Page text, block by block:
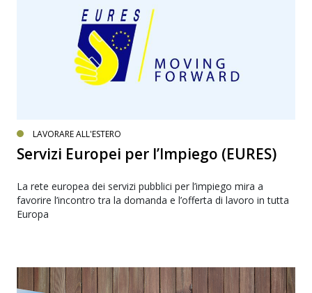
LAVORARE ALL'ESTERO
Servizi Europei per l’Impiego (EURES)
La rete europea dei servizi pubblici per l’impiego mira a
favorire l’incontro tra la domanda e l’offerta di lavoro in tutta
Europa